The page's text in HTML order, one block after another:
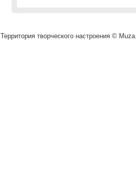
Территория творческого настроения ©